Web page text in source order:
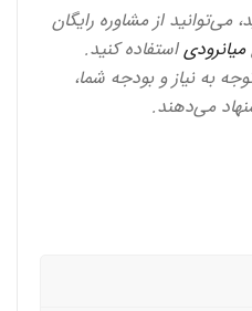
می‌توانید از مشاوره رایگان
استفاده کنید.
به نیاز و بودجه شما،
می‌دهند.